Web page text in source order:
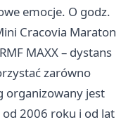
emocje. O godz.
Cracovia Maraton
MAXX – dystans
zarówno
organizowany jest
2006 roku i od lat